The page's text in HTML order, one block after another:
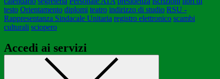
testo Orientamento diplomi teatro indirizzo di studio RSU -
Rappresentanza Sindacale Unitaria registro elettronico scambi
culturali sciopero
Accedi ai servizi